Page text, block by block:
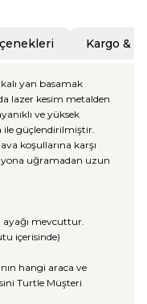
Kargo &
yan basamak
lazer kesim metalden
ve yüksek
güçlendirilmiştir.
koşullarına karşı
uğramadan uzun
ayağı mevcuttur.
içerisinde)
hangi araca ve
Turtle Müşteri